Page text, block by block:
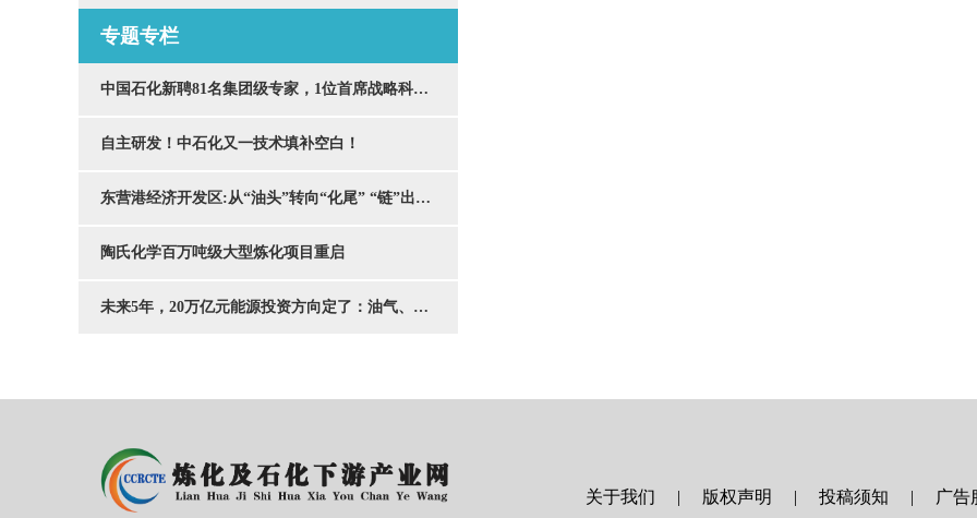
专题专栏
中国石化新聘81名集团级专家，1位首席战略科学家是中国工程院院士马永生，3位首席科学家分别是——中国工程院院士郭旭升、杨为民、聂红！
自主研发！中石化又一技术填补空白！
东营港经济开发区:从“油头”转向“化尾” “链”出两千亿石化集群
陶氏化学百万吨级大型炼化项目重启
未来5年，20万亿元能源投资方向定了：油气、煤制油气、绿色氢氨醇······
关于我们 版权声明 投稿须知 广告